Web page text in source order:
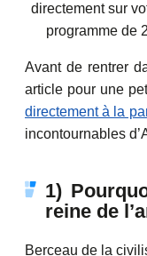
directement sur
programme de
Avant de rentrer
article pour une
directement à la
incontournables
1)
reine de
Berceau de la